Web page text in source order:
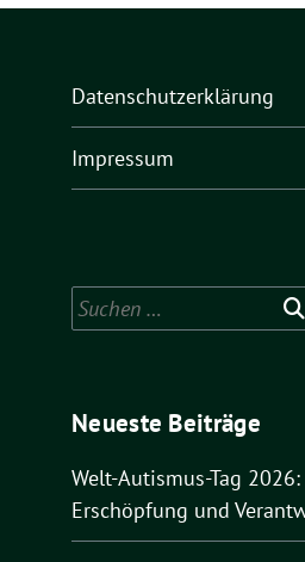
Datenschutzerklärung
Impressum
Suchen
nach:
Neueste Beiträge
Welt-Autismus-Tag
Erschöpfung und